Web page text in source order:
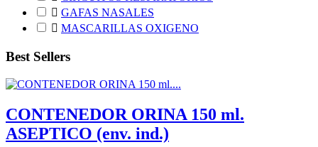
 GAFAS NASALES
 MASCARILLAS OXIGENO
Best Sellers
CONTENEDOR ORINA 150 ml.
ASEPTICO (env. ind.)